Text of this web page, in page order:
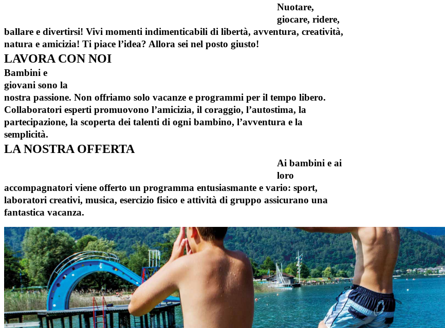
Nuotare,
giocare, ridere,
ballare e divertirsi! Vivi momenti indimenticabili di libertà, avventura, creatività,
natura e amicizia! Ti piace l’idea? Allora sei nel posto giusto!
LAVORA CON NOI
Bambini e
giovani sono la
nostra passione. Non offriamo solo vacanze e programmi per il tempo libero.
Collaboratori esperti promuovono l’amicizia, il coraggio, l’autostima, la
partecipazione, la scoperta dei talenti di ogni bambino, l’avventura e la
semplicità.
LA NOSTRA OFFERTA
Ai bambini e ai
loro
accompagnatori viene offerto un programma entusiasmante e vario: sport,
laboratori creativi, musica, esercizio fisico e attività di gruppo assicurano una
fantastica vacanza.
TARGET
E
CALENDARIO